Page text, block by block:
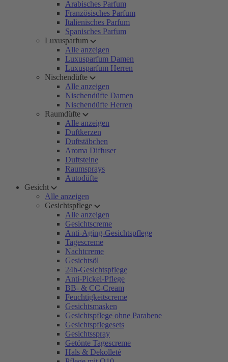
Arabisches Parfum
Französisches Parfum
Italienisches Parfum
Spanisches Parfum
Luxusparfum
Alle anzeigen
Luxusparfum Damen
Luxusparfum Herren
Nischendüfte
Alle anzeigen
Nischendüfte Damen
Nischendüfte Herren
Raumdüfte
Alle anzeigen
Duftkerzen
Duftstäbchen
Aroma Diffuser
Duftsteine
Raumsprays
Autodüfte
Gesicht
Alle anzeigen
Gesichtspflege
Alle anzeigen
Gesichtscreme
Anti-Aging-Gesichtspflege
Tagescreme
Nachtcreme
Gesichtsöl
24h-Gesichtspflege
Anti-Pickel-Pflege
BB- & CC-Cream
Feuchtigkeitscreme
Gesichtsmasken
Gesichtspflege ohne Parabene
Gesichtspflegesets
Gesichtsspray
Getönte Tagescreme
Hals & Dekolleté